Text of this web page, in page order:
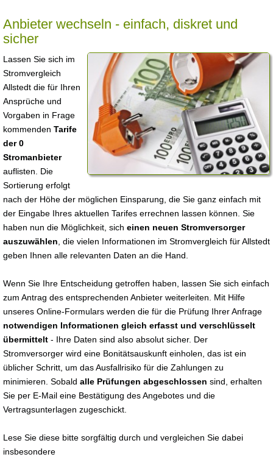
Anbieter wechseln - einfach, diskret und
sicher
Lassen Sie sich im
Stromvergleich
Allstedt die für Ihren
Ansprüche und
Vorgaben in Frage
kommenden Tarife
der 0
Stromanbieter
auflisten. Die
Sortierung erfolgt
nach der Höhe der möglichen Einsparung, die Sie ganz einfach mit
der Eingabe Ihres aktuellen Tarifes errechnen lassen können. Sie
haben nun die Möglichkeit, sich einen neuen Stromversorger
auszuwählen , die vielen Informationen im Stromvergleich für Allstedt
geben Ihnen alle relevanten Daten an die Hand.
Wenn Sie Ihre Entscheidung getroffen haben, lassen Sie sich einfach
zum Antrag des entsprechenden Anbieter weiterleiten. Mit Hilfe
unseres Online-Formulars werden die für die Prüfung Ihrer Anfrage
notwendigen Informationen gleich erfasst und verschlüsselt
übermittelt - Ihre Daten sind also absolut sicher. Der
Stromversorger wird eine Bonitätsauskunft einholen, das ist ein
üblicher Schritt, um das Ausfallrisiko für die Zahlungen zu
minimieren. Sobald alle Prüfungen abgeschlossen sind, erhalten
Sie per E-Mail eine Bestätigung des Angebotes und die
Vertragsunterlagen zugeschickt.
Lese Sie diese bitte sorgfältig durch und vergleichen Sie dabei
insbesondere